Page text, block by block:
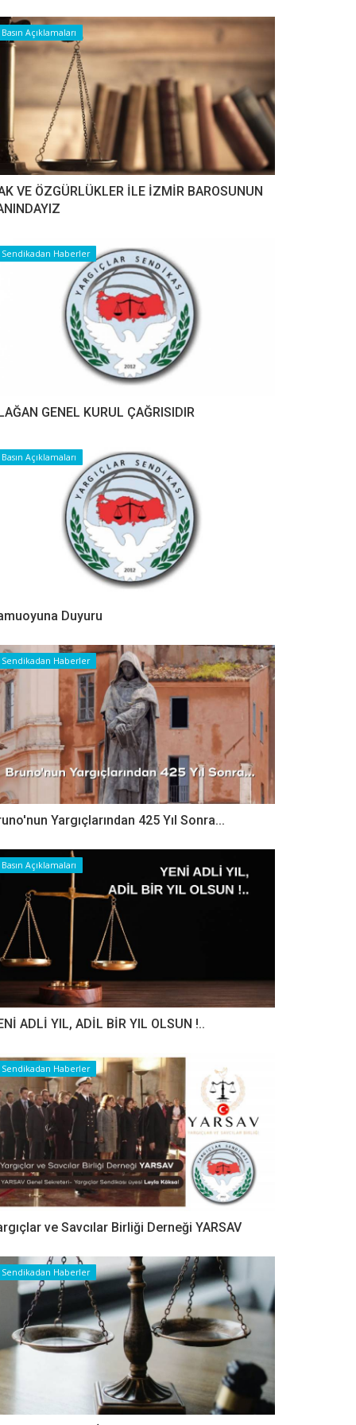
Basın Açıklamaları
VE ÖZGÜRLÜKLER İLE İZMİR BAROSUNUN
Sendikadan Haberler
GENEL KURUL ÇAĞRISIDIR
Basın Açıklamaları
Duyuru
Sendikadan Haberler
Yargıçlarından 425 Yıl Sonra...
Basın Açıklamaları
ADLİ YIL, ADİL BİR YIL OLSUN !..
Sendikadan Haberler
ve Savcılar Birliği Derneği YARSAV
Sendikadan Haberler